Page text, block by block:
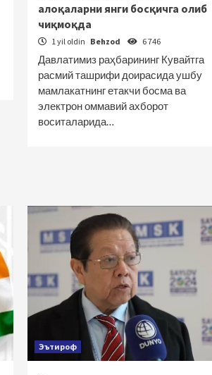
алоқаларни янги босқичга олиб
чиқмоқда
1 yil oldin Behzod 6 746
Давлатимиз раҳбарининг Кувайтга
расмий ташрифи доирасида ушбу
мамлакатнинг етакчи босма ва
электрон оммавий ахборот
воситаларида…
Эътироф